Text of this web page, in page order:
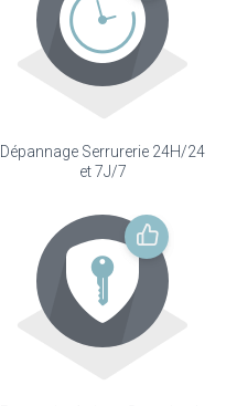
Dépannage Serrurerie 24H/24
et 7J/7